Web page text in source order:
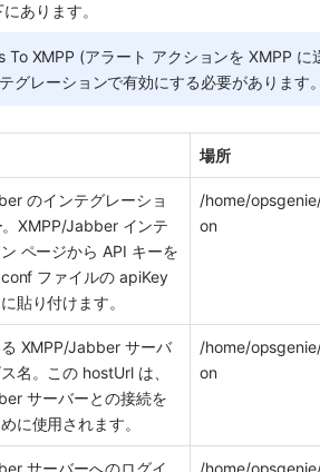
あります。
XMPP (アラート アクションを XMPP に
グレーションで有効にする必要があります。
場所
のインテグレーショ
。XMPP/Jabber インテ
ページから API キーを
ファイルの apiKey
貼り付けます。
/home/
on
XMPP/Jabber サーバ
名。この hostUrl は、
サーバーとの接続を
に使用されます。
/home/
on
サーバーへのログイ
/home/